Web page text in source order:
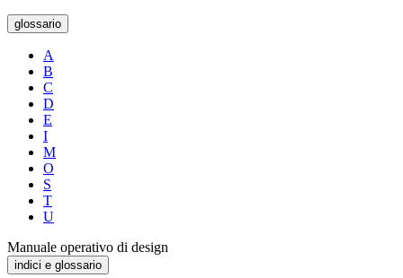
glossario
A
B
C
D
E
I
M
O
S
T
U
Manuale operativo di design
indici e glossario